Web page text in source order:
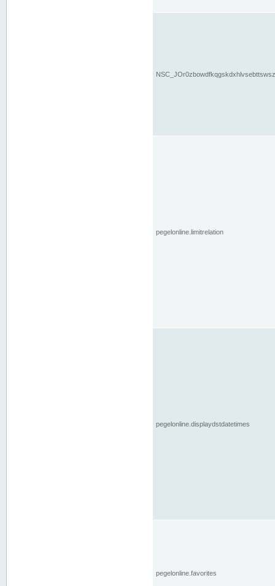
pegelonline.limitrelation
pegelonline.displaydstdatetimes
pegelonline.favorites